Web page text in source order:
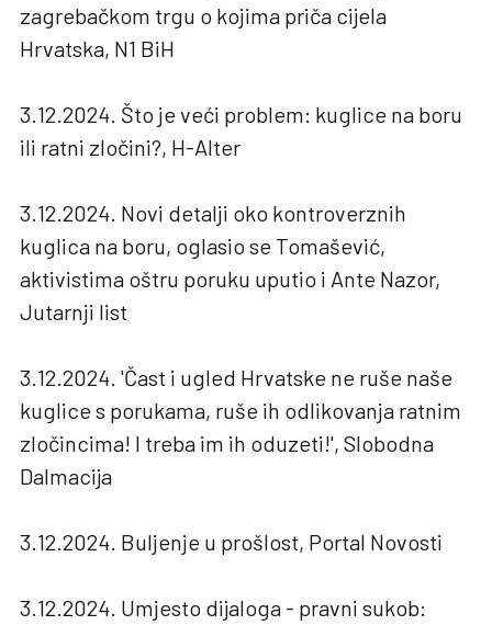
zagrebačkom trgu o kojima priča cijela
Hrvatska, N1 BiH
3.12.2024. Što je veći problem: kuglice na boru
ili ratni zločini?, H-Alter
3.12.2024. Novi detalji oko kontroverznih
kuglica na boru, oglasio se Tomašević,
aktivistima oštru poruku uputio i Ante Nazor,
Jutarnji list
3.12.2024. 'Čast i ugled Hrvatske ne ruše naše
kuglice s porukama, ruše ih odlikovanja ratnim
zločincima! I treba im ih oduzeti!', Slobodna
Dalmacija
3.12.2024. Buljenje u prošlost, Portal Novosti
3.12.2024. Umjesto dijaloga - pravni sukob: